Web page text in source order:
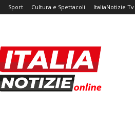
Sport Cultura e Spettacoli ItaliaNotizie Tv